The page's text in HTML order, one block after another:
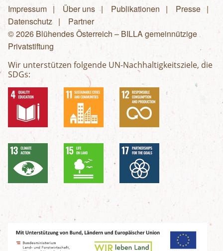
Fußzeilenmenü
Impressum Über uns Publikationen
Presse
Datenschutz
Partner
© 2026 Blühendes Österreich – BILLA gemeinnützige
Privatstiftung
Wir unterstützen folgende UN-Nachhaltigkeitsziele, die
SDGs: